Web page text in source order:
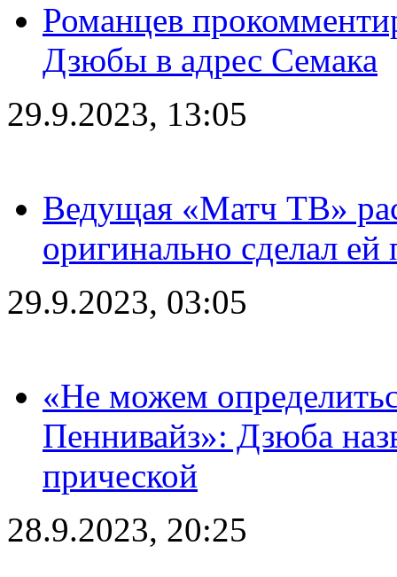
Романцев
Дзюбы в адрес Семака
29.9.2023, 13:05
Ведущая «Матч ТВ»
оригинально сделал ей
29.9.2023, 03:05
«Не можем
Пеннивайз»: Дзюба
прической
28.9.2023, 20:25